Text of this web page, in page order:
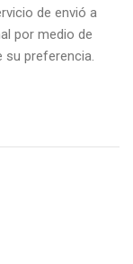
de envió a
por medio de
su preferencia.